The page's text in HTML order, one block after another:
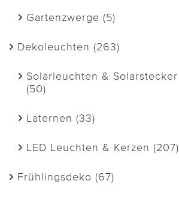
Gartenzwerge (5)
Dekoleuchten (263)
Solarleuchten & Solarstecker
(50)
Laternen (33)
LED Leuchten & Kerzen (207)
Frühlingsdeko (67)